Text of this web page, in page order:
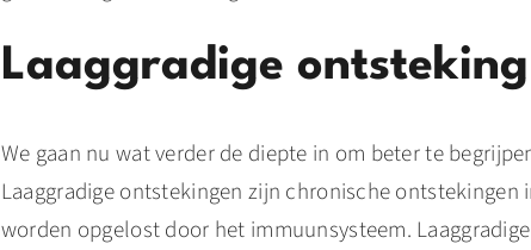
Laaggradige ontsteking
We gaan nu wat verder de diepte in om beter te
Laaggradige ontstekingen zijn chronische
worden opgelost door het immuunsysteem.